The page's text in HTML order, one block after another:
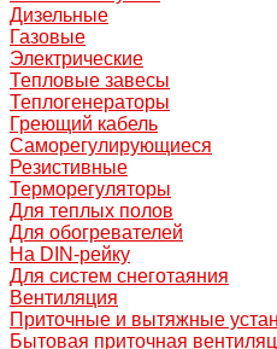
Дизельные
Газовые
Электрические
Тепловые завесы
Теплогенераторы
Греющий кабель
Саморегулирующиеся
Резистивные
Терморегуляторы
Для теплых полов
Для обогревателей
На DIN-рейку
Для систем снеготаяния
Вентиляция
Приточные и вытяжные
Бытовая приточная